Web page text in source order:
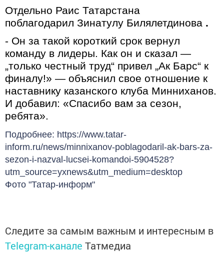
Отдельно Раис Татарстана
поблагодарил Зинатулу Билялетдинова .
- Он за такой короткий срок вернул
команду в лидеры. Как он и сказал —
„только честный труд“ привел „Ак Барс“ к
финалу!» — объяснил свое отношение к
наставнику казанского клуба Минниханов.
И добавил: «Спасибо вам за сезон,
ребята».
Подробнее: https://www.tatar-
inform.ru/news/minnixanov-poblagodaril-ak-bars-za-
sezon-i-nazval-lucsei-komandoi-5904528?
utm_source=yxnews&utm_medium=desktop
Фото "Татар-информ"
Следите за самым важным и интересным в
Telegram-канале Татмедиа